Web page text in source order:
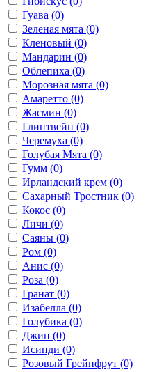
Гуава (0)
Зеленая мята (0)
Кленовый (0)
Мандарин (0)
Облепиха (0)
Морозная мята (0)
Амаретто (0)
Жасмин (0)
Глинтвейн (0)
Черемуха (0)
Голубая Мята (0)
Гумм (0)
Ирландский крем (0)
Сахарный Тростник (0)
Кокос (0)
Личи (0)
Саяны (0)
Ром (0)
Анис (0)
Роза (0)
Гранат (0)
Изабелла (0)
Голубика (0)
Джин (0)
Исинди (0)
Розовый Грейпфрут (0)